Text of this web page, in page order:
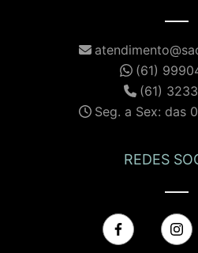
(61)
(61)
Seg. a Sex: das
REDES